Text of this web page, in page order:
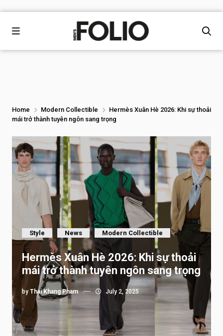
Home Modern Collectible
Hermès Xuân Hè 2026: Khi sự thoải
mái trở thành tuyên ngôn sang trọng
Style News Modern Collectible
Hermès Xuân Hè 2026: Khi sự thoải
mái trở thành tuyên ngôn sang trọng
by Thai Khang Pham July 2, 2025